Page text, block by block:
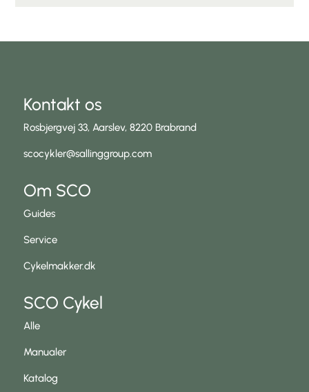
Kontakt os
Rosbjergvej 33, Aarslev, 8220 Brabrand
scocykler@sallinggroup.com
Om SCO
Guides
Service
Cykelmakker.dk
SCO Cykel
Alle
Manualer
Katalog